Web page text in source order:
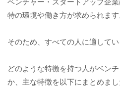
特の環境や働き方が求められます
そのため、すべての人に適してい
どのような特徴を持つ人がベン
か、主な特徴を以下にまとめまし